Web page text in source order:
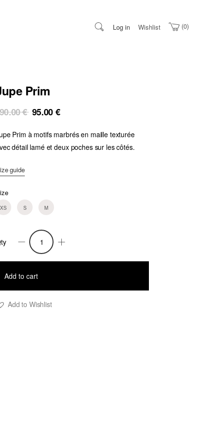
Log in 0
Wishlist
Prim
€ Original
was:
190.00 €.
95.00€
is:
95.00 €.
Prim à motifs marbrés en maille texturée
détail lamé et deux poches sur les côtés.
guide
XS S M
Add to cart
Add to Wishlist